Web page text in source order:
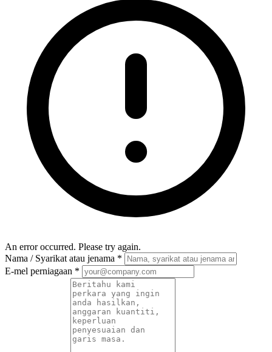
An error occurred. Please try again.
Nama / Syarikat atau jenama *
E-mel perniagaan *